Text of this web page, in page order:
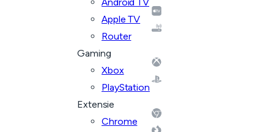
Apple TV
Router
Gaming
Xbox
PlayStation
Extensie
Chrome